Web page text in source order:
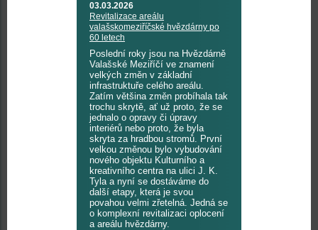
03.03.2026
Revitalizace areálu
valašskomeziříčské hvězdárny po
60 letech
Poslední roky jsou na Hvězdárně
Valašské Meziříčí ve znamení
velkých změn v základní
infrastruktuře celého areálu.
Zatím většina změn probíhala tak
trochu skrytě, ať už proto, že se
jednalo o opravy či úpravy
interiérů nebo proto, že byla
skryta za hradbou stromů. První
velkou změnou bylo vybudování
nového objektu Kulturního a
kreativního centra na ulici J. K.
Tyla a nyní se dostáváme do
další etapy, která je svou
povahou velmi zřetelná. Jedná se
o komplexní revitalizaci oplocení
a areálu hvězdárny.